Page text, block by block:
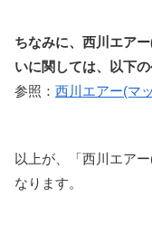
ちなみに、西川エア
いに関しては、以下
参照： 西川エアー(マ
以上が、「西川エア
なります。